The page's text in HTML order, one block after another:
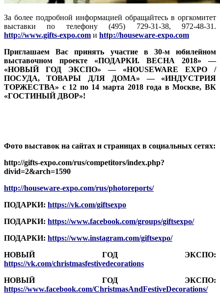
За более подробной информацией обращайтесь в оргкомитет
выставки по телефону (495) 729-31-38, 972-48-31.
http://www.gifts-expo.com и http://houseware-expo.com
Приглашаем Вас принять участие в 30-м юбилейном
выставочном проекте «ПОДАРКИ. ВЕСНА 2018» —
«НОВЫЙ ГОД ЭКСПО» — «HOUSEWARE EXPO /
ПОСУДА, ТОВАРЫ ДЛЯ ДОМА» — «ИНДУСТРИЯ
ТОРЖЕСТВА» с 12 по 14 марта 2018 года в Москве, ВК
«ГОСТИНЫЙ ДВОР»!
Фото выставок на сайтах и страницах в социальных сетях:
http://gifts-expo.com/rus/competitors/index.php?
divid=2&arch=1590
http://houseware-expo.com/rus/photoreports/
ПОДАРКИ: https://vk.com/giftsexpo
ПОДАРКИ: https://www.facebook.com/groups/giftsexpo/
ПОДАРКИ: https://www.instagram.com/giftsexpo/
НОВЫЙ ГОД ЭКСПО:
https://vk.com/christmasfestivedecorations
НОВЫЙ ГОД ЭКСПО:
https://www.facebook.com/ChristmasAndFestiveDecorations/